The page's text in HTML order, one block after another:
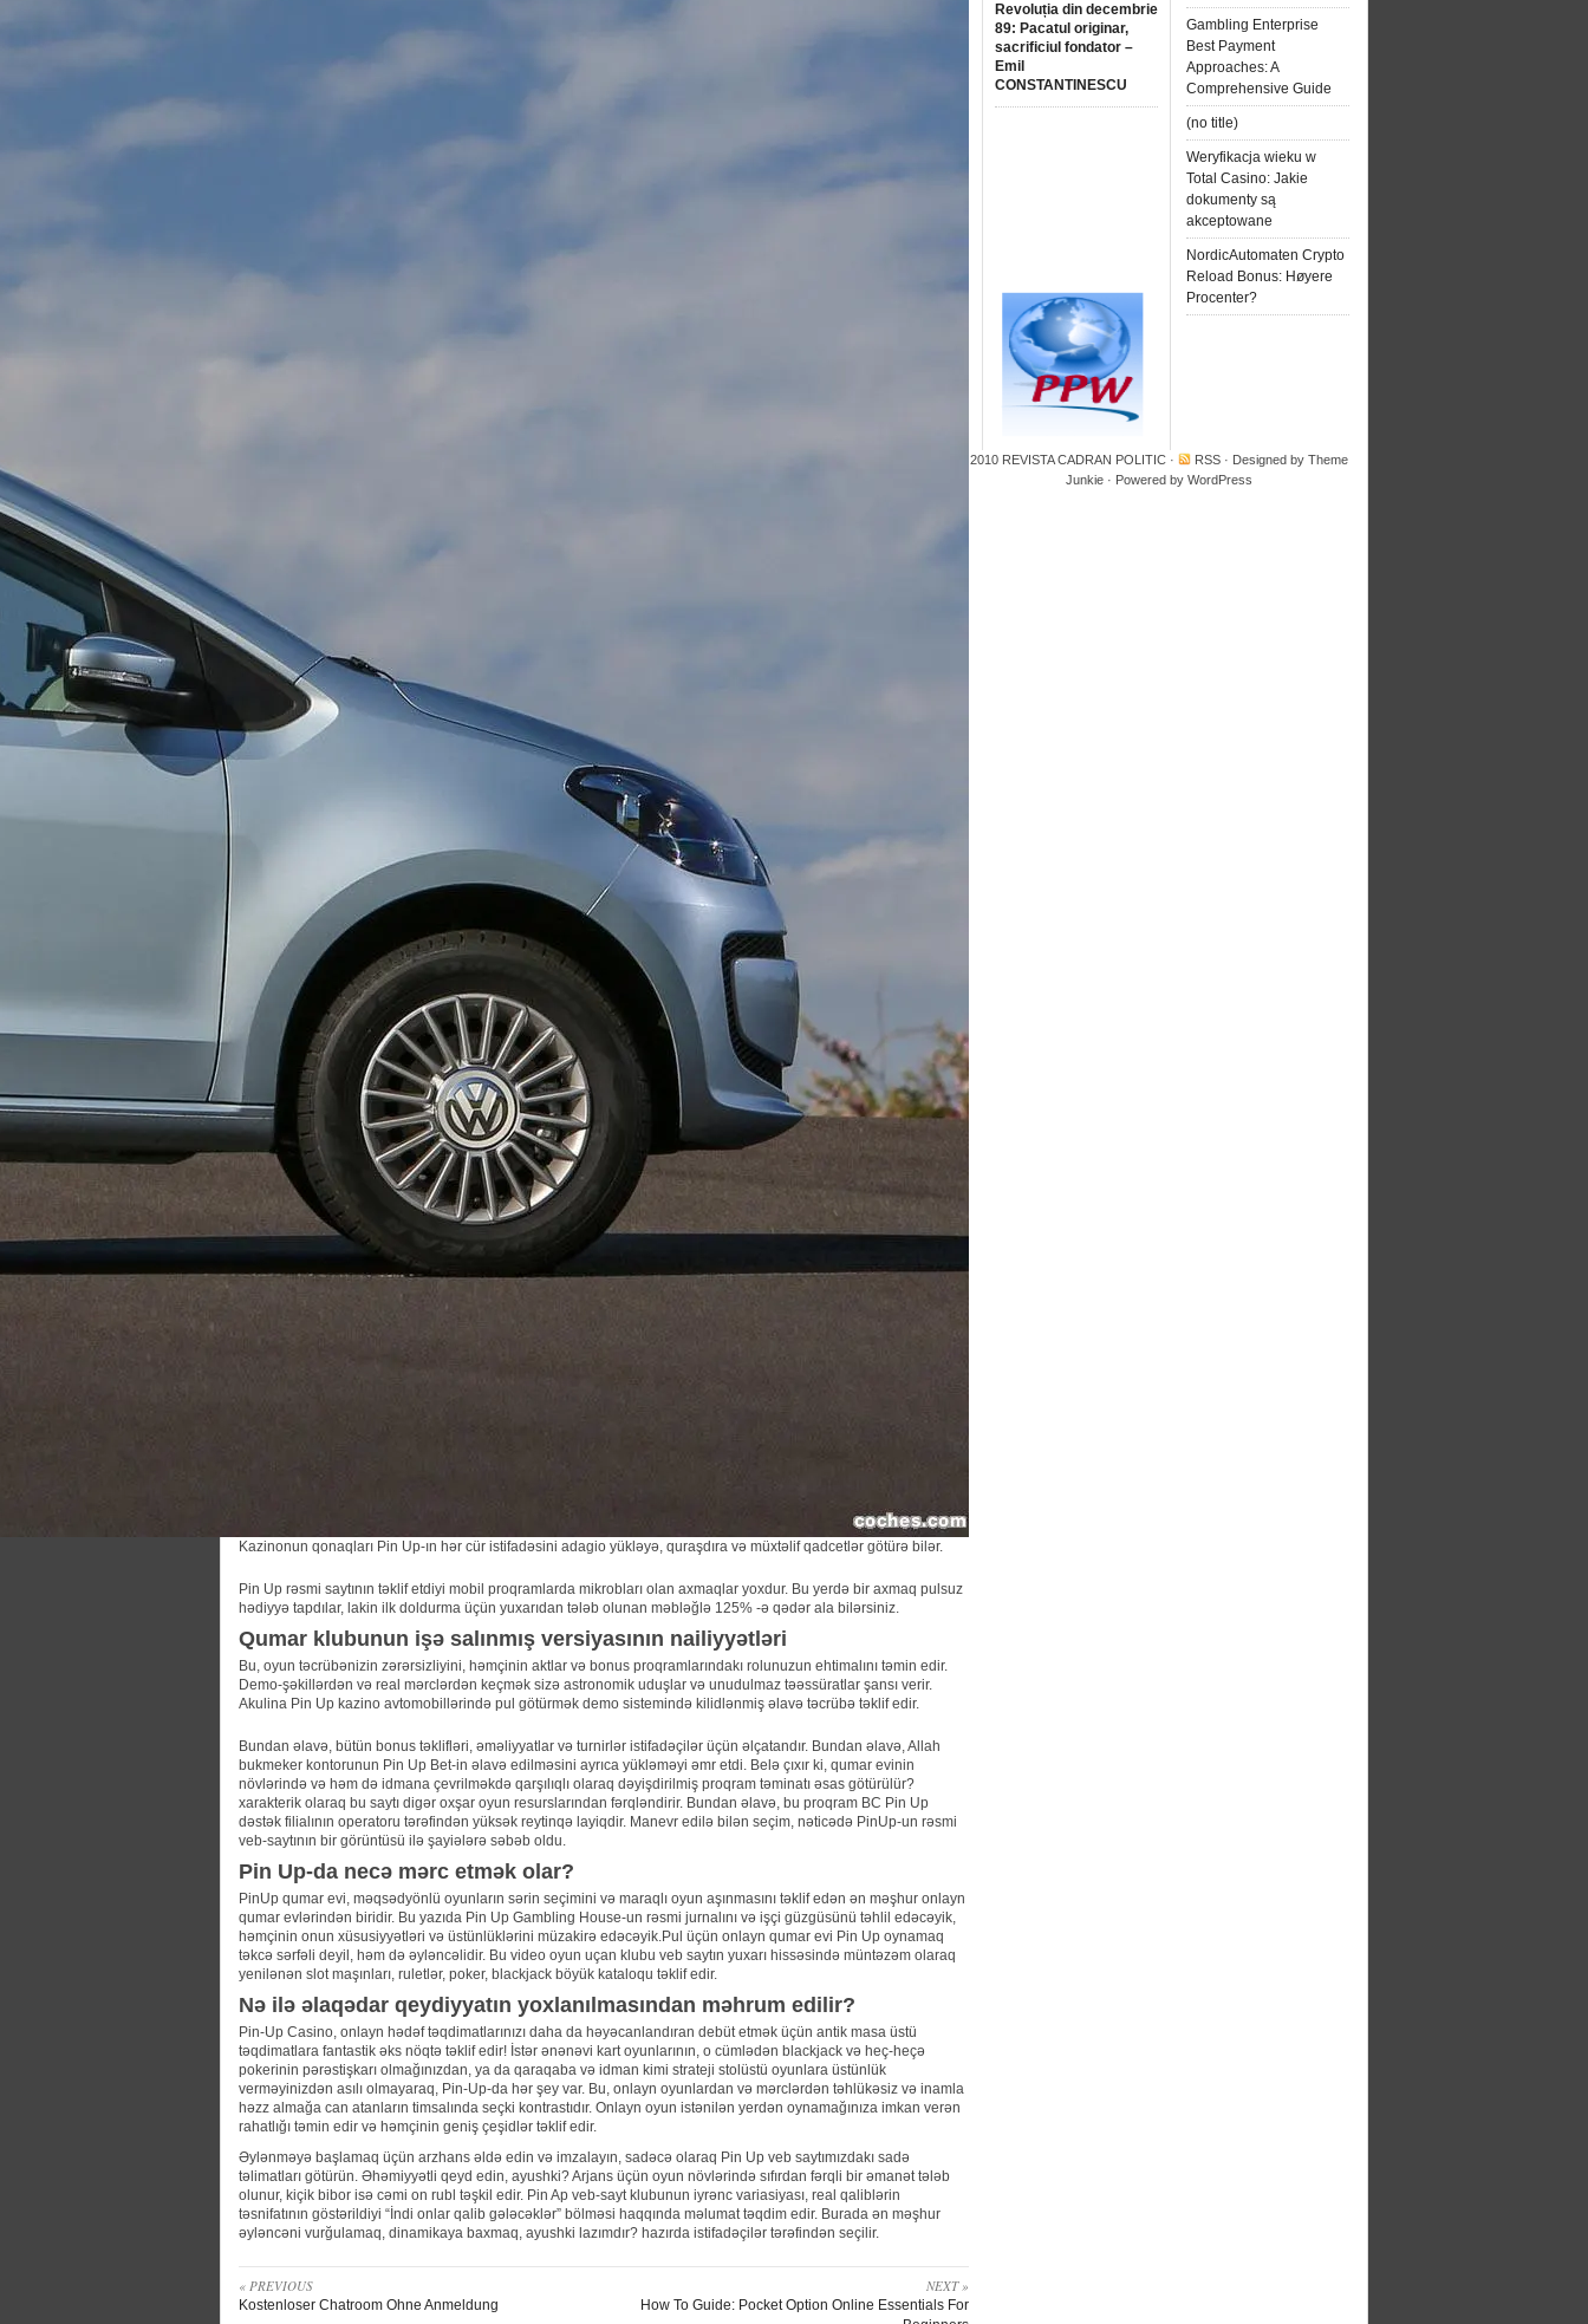
Kazinonun qonaqları Pin Up-ın hər cür istifadəsini adagio yükləyə, quraşdıra və müxtəlif qadcetlər götürə bilər.
Pin Up rəsmi saytının təklif etdiyi mobil proqramlarda mikrobları olan axmaqlar yoxdur. Bu yerdə bir axmaq pulsuz
hədiyyə tapdılar, lakin ilk doldurma üçün yuxarıdan tələb olunan məbləğlə 125% -ə qədər ala bilərsiniz.
Qumar klubunun işə salınmış versiyasının nailiyyətləri
Bu, oyun təcrübənizin zərərsizliyini, həmçinin aktlar və bonus proqramlarındakı rolunuzun ehtimalını təmin edir.
Demo-şəkillərdən və real mərclərdən keçmək sizə astronomik uduşlar və unudulmaz təəssüratlar şansı verir.
Akulina Pin Up kazino avtomobillərində pul götürmək demo sistemində kilidlənmiş əlavə təcrübə təklif edir.
Bundan əlavə, bütün bonus təklifləri, əməliyyatlar və turnirlər istifadəçilər üçün əlçatandır. Bundan əlavə, Allah
bukmeker kontorunun Pin Up Bet-in əlavə edilməsini ayrıca yükləməyi əmr etdi. Belə çıxır ki, qumar evinin
növlərində və həm də idmana çevrilməkdə qarşılıqlı olaraq dəyişdirilmiş proqram təminatı əsas götürülür?
xarakterik olaraq bu saytı digər oxşar oyun resurslarından fərqləndirir. Bundan əlavə, bu proqram BC Pin Up
dəstək filialının operatoru tərəfindən yüksək reytinqə layiqdir. Manevr edilə bilən seçim, nəticədə PinUp-un rəsmi
veb-saytının bir görüntüsü ilə şayiələrə səbəb oldu.
Pin Up-da necə mərc etmək olar?
PinUp qumar evi, məqsədyönlü oyunların sərin seçimini və maraqlı oyun aşınmasını təklif edən ən məşhur onlayn
qumar evlərindən biridir. Bu yazıda Pin Up Gambling House-un rəsmi jurnalını və işçi güzgüsünü təhlil edəcəyik,
həmçinin onun xüsusiyyətləri və üstünlüklərini müzakirə edəcəyik.Pul üçün onlayn qumar evi Pin Up oynamaq
təkcə sərfəli deyil, həm də əyləncəlidir. Bu video oyun uçan klubu veb saytın yuxarı hissəsində müntəzəm olaraq
yenilənən slot maşınları, ruletlər, poker, blackjack böyük kataloqu təklif edir.
Nə ilə əlaqədar qeydiyyatın yoxlanılmasından məhrum edilir?
Pin-Up Casino, onlayn hədəf təqdimatlarınızı daha da həyəcanlandıran debüt etmək üçün antik masa üstü
təqdimatlara fantastik əks nöqtə təklif edir! İstər ənənəvi kart oyunlarının, o cümlədən blackjack və heç-heçə
pokerinin pərəstişkarı olmağınızdan, ya da qaraqaba və idman kimi strateji stolüstü oyunlara üstünlük
verməyinizdən asılı olmayaraq, Pin-Up-da hər şey var. Bu, onlayn oyunlardan və mərclərdən təhlükəsiz və inamla
həzz almağa can atanların timsalında seçki kontrastıdır. Onlayn oyun istənilən yerdən oynamağınıza imkan verən
rahatlığı təmin edir və həmçinin geniş çeşidlər təklif edir.
Əylənməyə başlamaq üçün arzhans əldə edin və imzalayın, sadəcə olaraq Pin Up veb saytımızdakı sadə
təlimatları götürün. Əhəmiyyətli qeyd edin, ayushki? Arjans üçün oyun növlərində sıfırdan fərqli bir əmanət tələb
olunur, kiçik bibor isə cəmi on rubl təşkil edir. Pin Ap veb-sayt klubunun iyrənc variasiyası, real qaliblərin
təsnifatının göstərildiyi “İndi onlar qalib gələcəklər” bölməsi haqqında məlumat təqdim edir. Burada ən məşhur
əyləncəni vurğulamaq, dinamikaya baxmaq, ayushki lazımdır? hazırda istifadəçilər tərəfindən seçilir.
« PREVIOUS
Kostenloser Chatroom Ohne Anmeldung
NEXT »
How To Guide: Pocket Option Online Essentials For
Revoluția din decembrie
89: Pacatul originar,
sacrificiul fondator –
Emil
CONSTANTINESCU
Gambling Enterprise
Best Payment
Approaches: A
Comprehensive Guide
(no title)
Weryfikacja wieku w
Total Casino: Jakie
dokumenty są
akceptowane
NordicAutomaten Crypto
Reload Bonus: Høyere
Procenter?
2010 REVISTA CADRAN POLITIC · RSS · Designed by Theme
Junkie · Powered by WordPress